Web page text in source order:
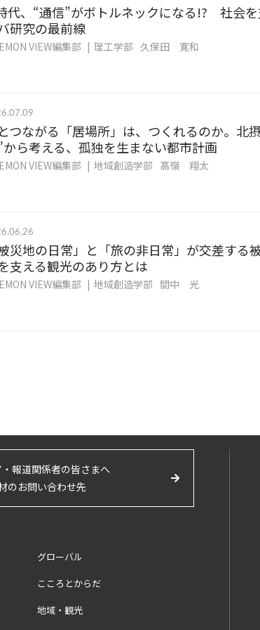
代、“通信”がボトルネックになる!? 社会を
研究の最前線
VIEW編集部 理工学部 久保田 寛和
つながる「居場所」は、つくれるのか。北
から考える、孤独を生まない都市計画
VIEW編集部 地域創造学部 髙嶺 翔太
被災地の日常」と「旅の非日常」が交差する
支える観光のあり方とは
VIEW編集部 地域創造学部 間中 光
報道関係者の皆さまへ
のお問い合わせ先
グローバル
こころとからだ
地域・観光